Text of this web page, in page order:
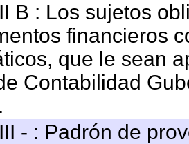
B : Los sujetos
financieros
que le sean
Contabilidad
- : Padrón de